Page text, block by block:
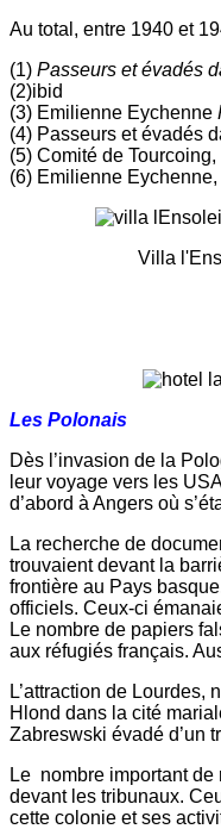
Au total, entre 1940 et
(1) Passeurs et évadés
(2)ibid
(3) Emilienne Eychenne
(4) Passeurs et évadés
(5) Comité de
(6) Emilienne Eychenne,
Villa l'Ensoleillée
Comte de
Les Polonais
Dès l’invasion de la
leur voyage vers les
d’abord à Angers où
La recherche de
trouvaient devant la
frontière au Pays
officiels. Ceux-ci
Le nombre de papiers
aux réfugiés français.
L’attraction de
Hlond dans la cité
Zabreswski évadé d’un
Le nombre important de
devant les tribunaux.
cette colonie et ses